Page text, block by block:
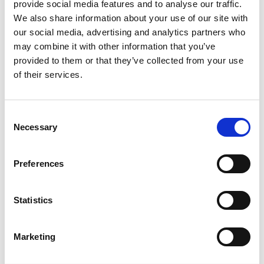
provide social media features and to analyse our traffic.
We also share information about your use of our site with
our social media, advertising and analytics partners who
may combine it with other information that you’ve
provided to them or that they’ve collected from your use
of their services.
Selection
Necessary
Preferences
Statistics
Marketing
Prévention du vol conforme à la protection des
données sans caméras – détecte les
comportements suspects et protège contre les
pertes sans porter atteinte à la vie privée des
clients.
Surveillance des articulations des bras de robots
Optimisation de la pression de préhension des
saisir.